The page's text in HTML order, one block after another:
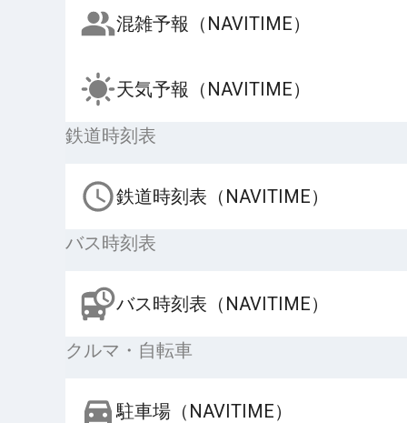
混雑予報（NAVITIME）
天気予報（NAVITIME）
鉄道時刻表
鉄道時刻表（NAVITIME）
バス時刻表
バス時刻表（NAVITIME）
クルマ・自転車
駐車場（NAVITIME）